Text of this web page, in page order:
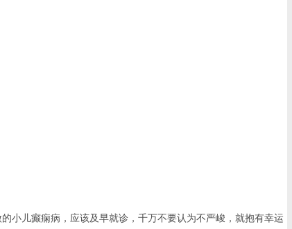
儿癫痫病，应该及早就诊，千万不要认为不严峻，就抱有幸运